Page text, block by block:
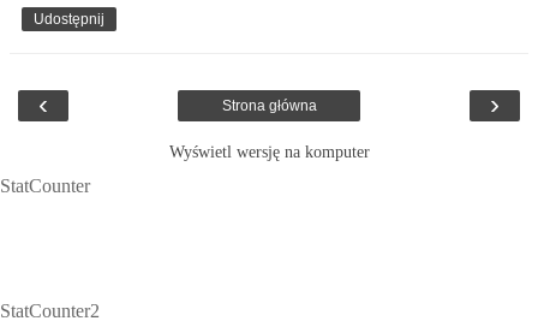
Udostępnij
‹ ›
Strona główna
Wyświetl wersję na komputer
StatCounter
StatCounter2